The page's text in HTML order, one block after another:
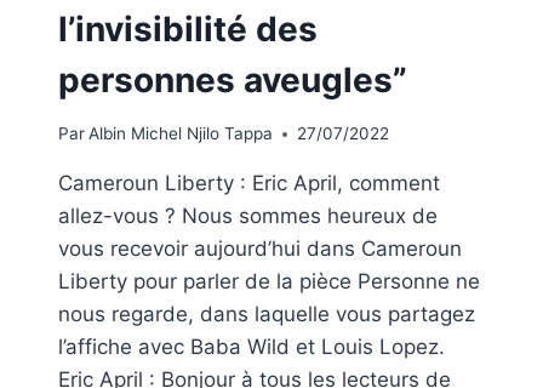
l’invisibilité des
personnes aveugles”
ParAlbin Michel Njilo Tappa 27/07/2022
Cameroun Liberty : Eric April, comment
allez-vous ? Nous sommes heureux de
vous recevoir aujourd’hui dans Cameroun
Liberty pour parler de la pièce Personne ne
nous regarde, dans laquelle vous partagez
l’affiche avec Baba Wild et Louis Lopez.
Eric April : Bonjour à tous les lecteurs de